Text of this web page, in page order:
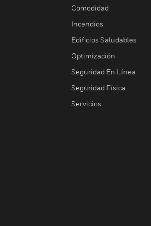
Comodidad
Incendios
Edificios Saludables
Optimización
Seguridad En Línea
Seguridad Física
Servicios